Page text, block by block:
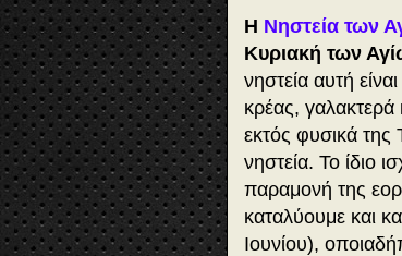
Η Νηστεία των
Κυριακή των
νηστεία αυτή
κρέας, γαλακτερά
εκτός φυσικά της
νηστεία. Το ίδιο
παραμονή της
καταλύουμε και
Ιουνίου),